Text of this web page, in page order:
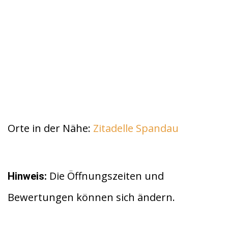
Orte in der Nähe: Zitadelle Spandau
Hinweis: Die Öffnungszeiten und
Bewertungen können sich ändern.